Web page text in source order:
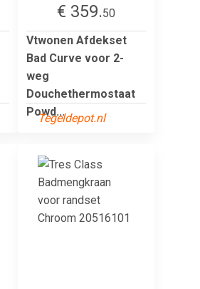
€ 359.50
Vtwonen Afdekset
Bad Curve voor 2-
weg
Douchethermostaat
Powd...
Tegeldepot.nl